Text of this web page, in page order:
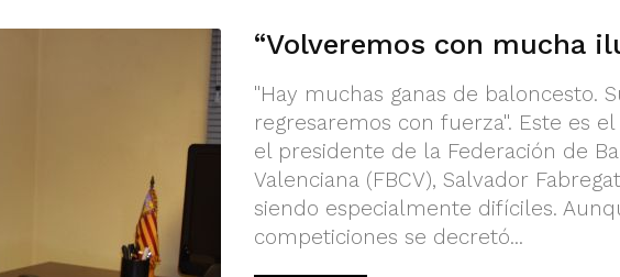
“Volveremos con mucha
"Hay muchas ganas de baloncesto.
regresaremos con fuerza". Este es
el presidente de la Federación de
Valenciana (FBCV), Salvador
siendo especialmente difíciles.
competiciones se decretó...